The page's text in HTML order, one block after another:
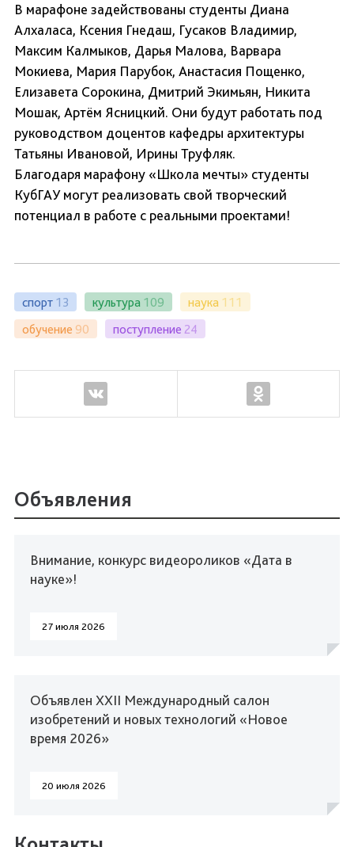
В марафоне задействованы студенты Диана
Алхаласа, Ксения Гнедаш, Гусаков Владимир,
Максим Калмыков, Дарья Малова, Варвара
Мокиева, Мария Парубок, Анастасия Пощенко,
Елизавета Сорокина, Дмитрий Экимьян, Никита
Мошак, Артём Ясницкий. Они будут работать под
руководством доцентов кафедры архитектуры
Татьяны Ивановой, Ирины Труфляк.
Благодаря марафону «Школа мечты» студенты
КубГАУ могут реализовать свой творческий
потенциал в работе с реальными проектами!
спорт 13 культура 109 наука 111
обучение 90 поступление 24
Объявления
Внимание, конкурс видеороликов «Дата в
науке»!
27 июля 2026
Объявлен XXII Международный салон
изобретений и новых технологий «Новое
время 2026»
20 июля 2026